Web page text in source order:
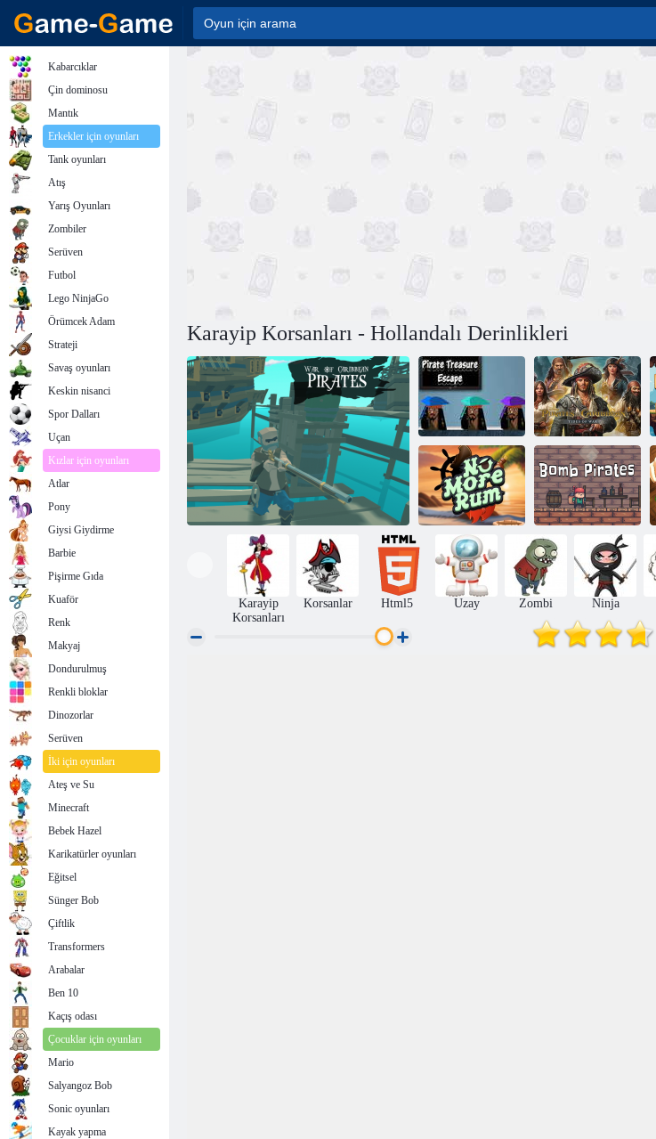
Karayip Korsanları - Hollandalı Derinlikleri
Korsan
Hazinesinden
Kaçış
Karayip
Korsanları:
Savaşın
Gelgitleri
Artık Rom Yok
Bomba
Korsanları
Karayip
Korsanları
Korsanlar Html5 Uzay Zombi Ninja
Kabarcıklar
Çin dominosu
Mantık
Erkekler için oyunları
Tank oyunları
Atış
Yarış Oyunları
Zombiler
Serüven
Futbol
Lego NinjaGo
Örümcek Adam
Strateji
Savaş oyunları
Keskin nisanci
Spor Dalları
Uçan
Kızlar için oyunları
Atlar
Pony
Giysi Giydirme
Barbie
Pişirme Gıda
Kuaför
Renk
Makyaj
Dondurulmuş
Renkli bloklar
Dinozorlar
Serüven
İki için oyunları
Ateş ve Su
Minecraft
Bebek Hazel
Karikatürler oyunları
Eğitsel
Sünger Bob
Çiftlik
Transformers
Arabalar
Ben 10
Kaçış odası
Çocuklar için oyunları
Mario
Salyangoz Bob
Sonic oyunları
Kayak yapma